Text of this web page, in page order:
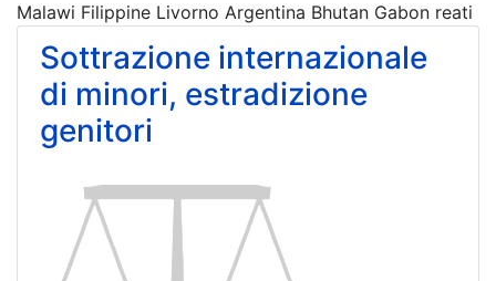
Malawi Filippine Livorno Argentina Bhutan Gabon reati
Sottrazione internazionale
di minori, estradizione
genitori